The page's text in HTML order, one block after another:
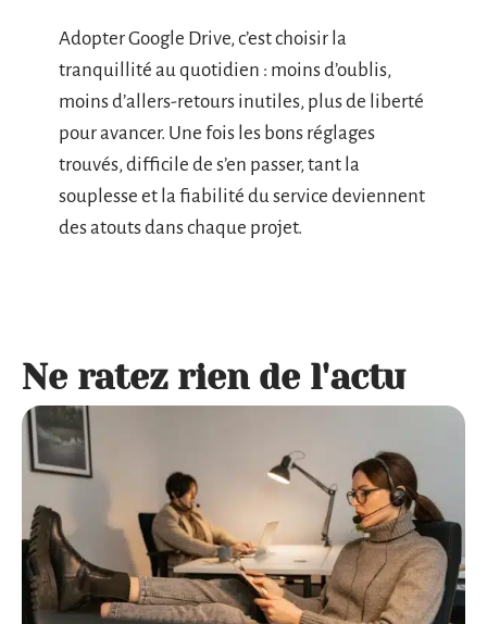
Adopter Google Drive, c’est choisir la
tranquillité au quotidien : moins d’oublis,
moins d’allers-retours inutiles, plus de liberté
pour avancer. Une fois les bons réglages
trouvés, difficile de s’en passer, tant la
souplesse et la fiabilité du service deviennent
des atouts dans chaque projet.
Ne ratez rien de l'actu